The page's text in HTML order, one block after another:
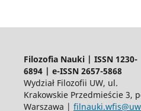
Filozofia Nauki | ISSN 1230-
6894 | e-ISSN 2657-5868
Wydział Filozofii UW, ul.
Krakowskie Przedmieście 3,
Warszawa |